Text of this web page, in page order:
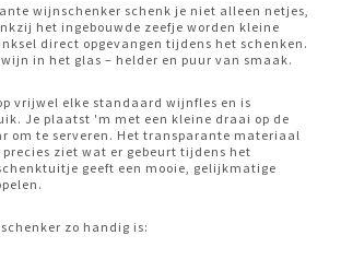
wijnschenker schenk je niet alleen netjes,
het ingebouwde zeefje worden kleine
direct opgevangen tijdens het schenken.
in het glas – helder en puur van smaak.
vrijwel elke standaard wijnfles en is
Je plaatst 'm met een kleine draai op de
om te serveren. Het transparante materiaal
ziet wat er gebeurt tijdens het
geeft een mooie, gelijkmatige
zo handig is: